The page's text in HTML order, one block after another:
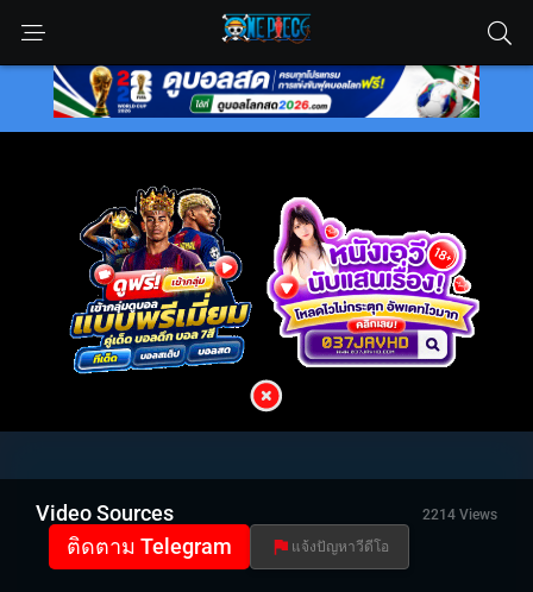
Video Sources 2214 Views
ติดตาม Telegram แจ้งปัญหาวีดีโอ